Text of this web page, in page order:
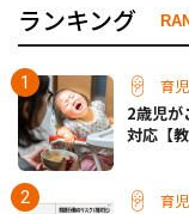
ランキング
育児
2歳児が
対応【
育児